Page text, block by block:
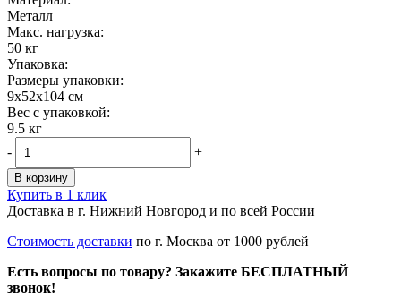
Металл
Maкс. нагрузка:
50 кг
Упаковка:
Размеры упаковки:
9x52x104 см
Вес с упаковкой:
9.5 кг
-
+
В корзину
Купить в 1 клик
Доставка в г. Нижний Новгород и по всей России
Стоимость доставки по г. Москва от 1000 рублей
Есть вопросы по товару? Закажите БЕСПЛАТНЫЙ
звонок!